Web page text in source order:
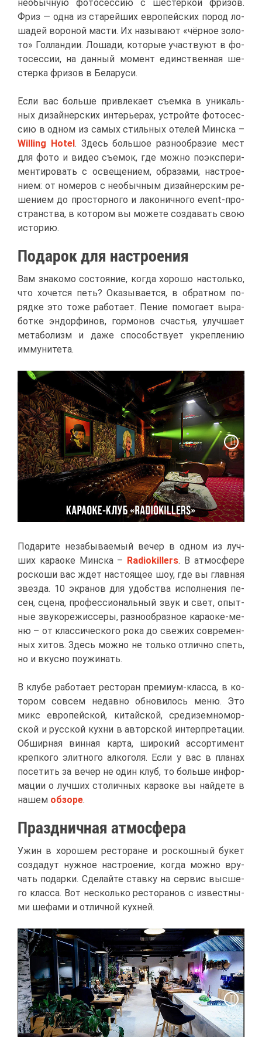
необыч­ную фо­то­сес­сию с ше­стер­кой фри­зов.
Фриз — од­на из ста­рей­ших ев­ро­пей­ских по­род ло­
ша­дей во­ро­ной ма­сти. Их на­зы­ва­ют «чёр­ное зо­ло­
то» Гол­лан­дии. Ло­ша­ди, ко­то­рые участ­ву­ют в фо­
то­сес­сии, на дан­ный мо­мент един­ствен­ная ше­
стер­ка фри­зов в Бе­ла­ру­си.
Ес­ли вас боль­ше при­вле­ка­ет съем­ка в уни­каль­
ных ди­зай­нер­ских ин­те­рье­рах, устрой­те фо­то­сес­
сию в од­ном из са­мых стиль­ных оте­лей Мин­ска –
Willing Hotel . Здесь боль­шое раз­но­об­ра­зие мест
для фо­то и ви­део съе­мок, где мож­но по­экс­пе­ри­
мен­ти­ро­вать с осве­ще­ни­ем, об­ра­за­ми, на­стро­е­
ни­ем: от но­ме­ров с необыч­ным ди­зай­нер­ским ре­
ше­ни­ем до про­стор­но­го и ла­ко­нич­но­го event-про­
стран­ства, в ко­то­ром вы мо­же­те со­зда­вать свою
ис­то­рию.
По­да­рок для на­стро­е­ния
Вам зна­ко­мо со­сто­я­ние, ко­гда хо­ро­шо на­столь­ко,
что хо­чет­ся петь? Ока­зы­ва­ет­ся, в об­рат­ном по­
ряд­ке это то­же ра­бо­та­ет. Пе­ние по­мо­га­ет вы­ра­
бот­ке эн­дор­фи­нов, гор­мо­нов сча­стья, улуч­ша­ет
ме­та­бо­лизм и да­же спо­соб­ству­ет укреп­ле­нию
им­му­ни­те­та.
По­да­ри­те неза­бы­ва­е­мый ве­чер в од­ном из луч­
ших ка­ра­оке Мин­ска – Radiokillers. В ат­мо­сфе­ре
рос­ко­ши вас ждет на­сто­я­щее шоу, где вы глав­ная
звез­да. 10 экра­нов для удоб­ства ис­пол­не­ния пе­
сен, сце­на, про­фес­си­о­наль­ный звук и свет, опыт­
ные зву­ко­ре­жис­се­ры, раз­но­об­раз­ное ка­ра­оке-ме­
ню – от клас­си­че­ско­го ро­ка до све­жих со­вре­мен­
ных хи­тов. Здесь мож­но не толь­ко от­лич­но спеть,
но и вкус­но по­ужи­нать.
В клу­бе ра­бо­та­ет ре­сто­ран пре­ми­ум-клас­са, в ко­
то­ром со­всем недав­но об­но­ви­лось ме­ню. Это
микс ев­ро­пей­ской, ки­тай­ской, сре­ди­зем­но­мор­
ской и рус­ской кух­ни в ав­тор­ской ин­тер­пре­та­ции.
Об­шир­ная вин­ная кар­та, ши­ро­кий ас­сор­ти­мент
креп­ко­го элит­но­го ал­ко­го­ля. Ес­ли у вас в пла­нах
по­се­тить за ве­чер не один клуб, то боль­ше ин­фор­
ма­ции о луч­ших сто­лич­ных ка­ра­оке вы най­де­те в
на­шем об­зо­ре.
Празд­нич­ная ат­мо­сфе­ра
Ужин в хо­ро­шем ре­сто­ране и рос­кош­ный бу­кет
со­зда­дут нуж­ное на­стро­е­ние, ко­гда мож­но вру­
чать по­дар­ки. Сде­лай­те став­ку на сер­вис выс­ше­
го клас­са. Вот несколь­ко ре­сто­ра­нов с из­вест­ны­
ми ше­фа­ми и от­лич­ной кух­ней.